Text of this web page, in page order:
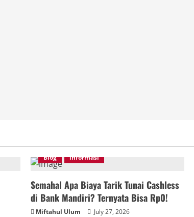
Blog informasi
Semahal Apa Biaya Tarik Tunai Cashless
di Bank Mandiri? Ternyata Bisa Rp0!
Miftahul Ulum July 27, 2026